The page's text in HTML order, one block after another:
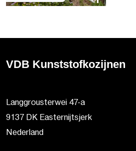
VDB Kunststofkozijnen
Langgrousterwei 47-a
9137 DK Easternijtsjerk
Nederland